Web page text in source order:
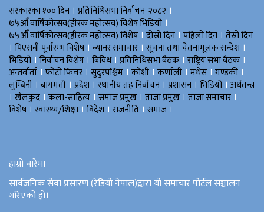
सरकारका १०० दिन । प्रतिनिधिसभा निर्वाचन-२०८२ ।
७५औँ वार्षिकोत्सव(हीरक महोत्सव) विशेष भिडियाे ।
७५औँ वार्षिकोत्सव(हीरक महोत्सव) विशेष । दोस्रो दिन । पहिलो दिन । तेस्रो दिन
। पिएसबी पूर्वारम्भ विशेष । ब्यानर समाचार । सूचना तथा चेतनामूलक सन्देश ।
भिडियाे । निर्वाचन विशेष । बिविध। प्रतिनिधिसभा बैठक । राष्ट्रिय सभा बैठक ।
अन्तर्वार्ता । फोटो फिचर । सुदुरपश्चिम । काेशी । कर्णाली । मधेस । गण्डकी ।
लुम्बिनी । बागमती । प्रदेश । स्थानीय तह निर्वाचन । प्रशासन । भिडियो । अर्थतन्त्र
। खेलकुद । कला-साहित्य । समाज प्रमुख । ताजा प्रमुख । ताजा समाचार ।
विशेष । स्वास्थ्य/शिक्षा । विदेश । राजनीति । समाज ।
हाम्रो बारेमा
सार्वजनिक सेवा प्रसारण (रेडियो नेपाल)द्वारा यो समाचार पोर्टल सञ्चालन
गरिएको हो।